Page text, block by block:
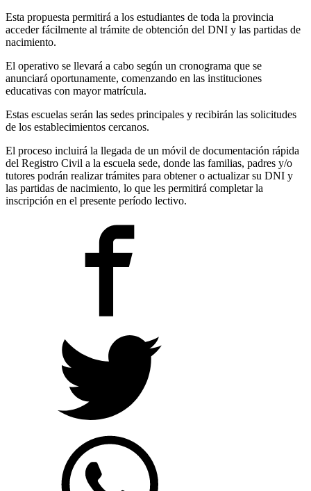
Esta propuesta permitirá a los estudiantes de toda la provincia
acceder fácilmente al trámite de obtención del DNI y las partidas de
nacimiento.
El operativo se llevará a cabo según un cronograma que se
anunciará oportunamente, comenzando en las instituciones
educativas con mayor matrícula.
Estas escuelas serán las sedes principales y recibirán las solicitudes
de los establecimientos cercanos.
El proceso incluirá la llegada de un móvil de documentación rápida
del Registro Civil a la escuela sede, donde las familias, padres y/o
tutores podrán realizar trámites para obtener o actualizar su DNI y
las partidas de nacimiento, lo que les permitirá completar la
inscripción en el presente período lectivo.